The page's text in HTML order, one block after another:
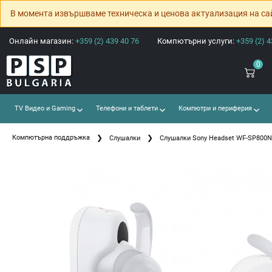
В момента извършваме техническа и ценова актуализация на
Онлайн магазин: +359 (2) 439 40 76 Компютърни услуги: +359 (2)
0
TV Видео и Gaming Телефони и таблети Компютри и периферия
Компютърна поддръжка Слушалки Слушалки Sony Headset WF-SP800N